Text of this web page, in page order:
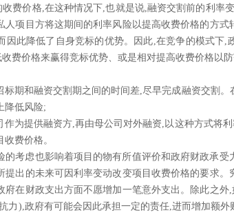
费价格,在这种情况下,也就是说,融资交割前的利率
人项目方将这期间的利率风险以提高收费价格的方
因此降低了自身竞标的优势。因此,在竞争的模式下
费价格来赢得竞标优势、或是相对提高收费价格以
期和融资交割期之间的时间差,尽早完成融资交割。
降低风险;
为提供融资方,再由母公司对外融资,以这种方式将
费价格。
的考虑也影响着项目的物有所值评价和政府财政承受
提出的未来可因利率变动改变项目收费价格的要求
府在财政支出方面不愿增加一笔意外支出。除此之
力),政府有可能会因此承担一定的责任,进而增加额